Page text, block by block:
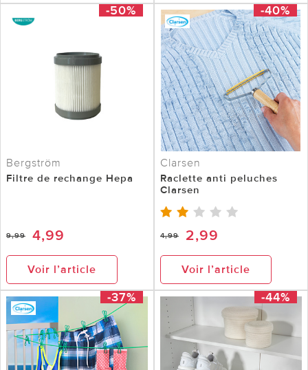
-50%
Bergström
Filtre de rechange Hepa
9,99 4,99
Voir l’article
-40%
Clarsen
Raclette anti peluches
Clarsen
4,99 2,99
Voir l’article
-37% -44%